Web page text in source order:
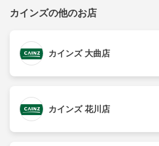
カインズの他のお店
カインズ 大曲店
カインズ 花川店